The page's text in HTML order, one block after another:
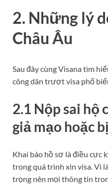
2. Những lý
Châu Âu
Sau đây cùng Visana tìm
công dân trượt visa phổ
2.1 Nộp sai hộ
giả mạo hoặc
Khai báo hồ sơ là điều cực
trong quá trình xin visa. Vì
trọng nên mọi thông tin